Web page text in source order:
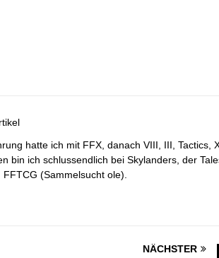
hatte ich mit FFX, danach VIII, III, Tactics,
bin ich schlussendlich bei Skylanders, der
(Sammelsucht ole).
NÄCHSTER